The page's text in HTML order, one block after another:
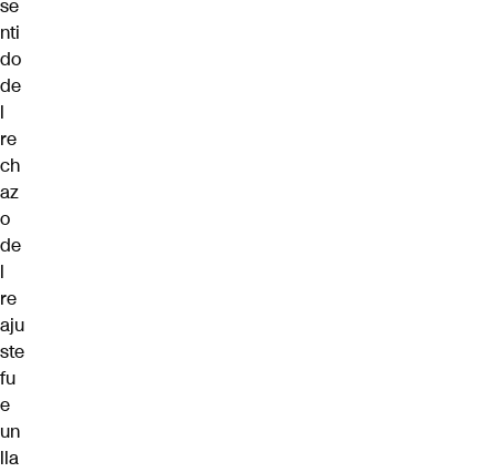
se
nti
do
de
l
re
ch
az
o
de
l
re
aju
ste
fu
e
un
lla